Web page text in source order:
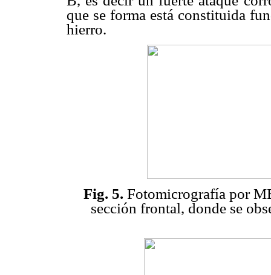
que se forma está constituida
hierro.
Fig. 5. Fotomicrografía por
sección frontal, donde se